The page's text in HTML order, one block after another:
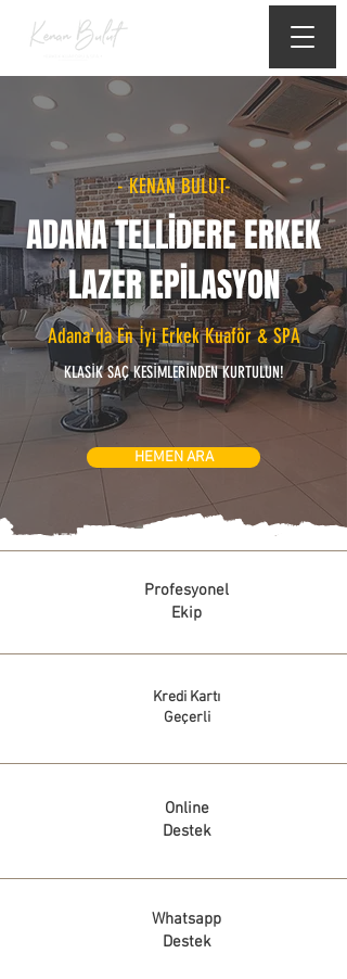
- KENAN BULUT-
ADANA TELLİDERE ERKEK
LAZER EPİLASYON
Adana'da En İyi Erkek Kuaför & SPA
KLASİK SAÇ KESİMLERİNDEN KURTULUN!
HEMEN ARA
Profesyonel
Ekip
Kredi Kartı
Geçerli
Online
Destek
Whatsapp
Destek